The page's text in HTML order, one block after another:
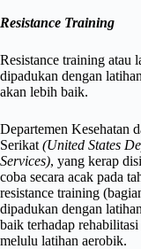
Resistance Training
Resistance training atau
dipadukan dengan
akan lebih baik.
Departemen Kesehatan
Serikat (United States
Services), yang kerap
coba secara acak pada
resistance training
dipadukan dengan
baik terhadap
melulu latihan aerobik.